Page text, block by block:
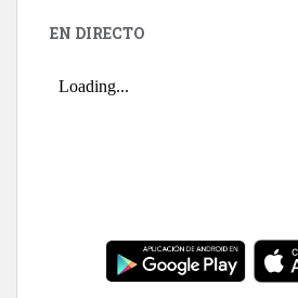
EN DIRECTO